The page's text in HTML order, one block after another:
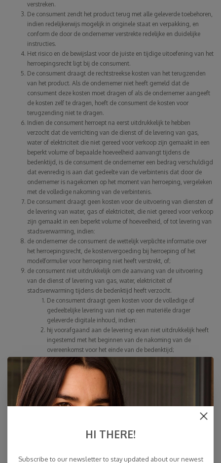
verstreken.
De consument zendt het product terug met alle geleverde toebehoren,
indien redelijkerwijs mogelijk in originele staat en verpakking, en
conform de door de ondernemer verstrekte redelijke en duidelijke
instructies.
Het risico en de bewijslast voor de juiste en tijdige uitoefening van het
herroepingsrecht ligt bij de consument.
De consument draagt de rechtstreekse kosten van het terugzenden
van het product. Als de ondernemer niet heeft gemeld dat de
consument deze kosten moet dragen of als de ondernemer aangeeft
de kosten zelf te dragen, hoeft de consument de kosten voor
terugzending niet te dragen.
Indien de consument herroept na eerst uitdrukkelijk te hebben
verzocht dat de verrichting van de dienst of de levering van gas,
water of elektriciteit die niet gereed voor verkoop zijn gemaakt in een
beperkt volume of bepaalde hoeveelheid aanvangt tijdens de
bedenktijd, is de consument de ondernemer een bedrag verschuldigd
dat evenredig is aan dat gedeelte van de verbintenis dat door de
ondernemer is nagekomen op het moment van herroeping, vergeleken
met de volledige nakoming van de verbintenis.
De consument draagt geen kosten voor de uitvoering van diensten of
de levering van water, gas of elektriciteit, die niet gereed voor verkoop
zijn gemaakt in een beperkt volume of hoeveelheid, of tot levering van
stadsverwarming, indien:
de ondernemer de consument de wettelijk verplichte informatie over
het herroepingsrecht, de kostenvergoeding bij herroeping of het
modelformulier voor herroeping niet heeft verstrekt, of;
de consument niet uitdrukkelijk om de aanvang van de uitvoering
van de dienst of levering van gas, water, elektriciteit of
stadsverwarming tijdens de bedenktijd heeft verzocht.
De consument draagt geen kosten voor de volledige of
gedeeltelijke levering van niet op een materiële drager
geleverde digitale inhoud, indien:
hij voorafgaand aan de levering ervan niet uitdrukkelijk heeft
ingestemd met het beginnen van de nakoming van de
overeenkomst voor het einde van de bedenktijd;
hij niet heeft erkend zijn herroepingsrecht te verliezen bij het
verlenen van zijn toestemming; of
de ondernemer heeft nagelaten deze verklaring van de
consument te bevestigen.
Als de consument gebruik maakt van zijn
HI THERE!
Subscribe to our newsletter to stay updated about our newest